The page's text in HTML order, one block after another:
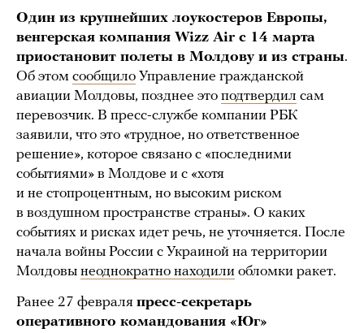
Один из крупнейших лоукостеров Европы,
венгерская компания Wizz Air с 14 марта
приостановит полеты в Молдову и из страны.
Об этом сообщило Управление гражданской
авиации Молдовы, позднее это подтвердил сам
перевозчик. В пресс-службе компании РБК
заявили, что это «трудное, но ответственное
решение», которое связано с «последними
событиями» в Молдове и с «хотя
и не стопроцентным, но высоким риском
в воздушном пространстве страны». О каких
событиях и рисках идет речь, не уточняется. После
начала войны России с Украиной на территории
Молдовы неоднократно находили обломки ракет.
Ранее 27 февраля пресс-секретарь
оперативного командования «Юг»